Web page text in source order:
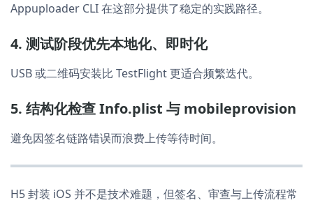
Appuploader CLI 在这部分提供了稳定的实践路径。
4. 测试阶段优先本地化、即时化
USB 或二维码安装比 TestFlight 更适合频繁迭代。
5. 结构化检查 Info.plist 与 mobileprovision
避免因签名链路错误而浪费上传等待时间。
H5 封装 iOS 并不是技术难题，但签名、审查与上传流程常